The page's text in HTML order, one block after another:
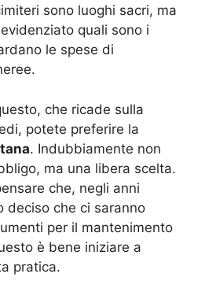
sono luoghi sacri, ma
quali sono i
le spese di
che ricade sulla
potete preferire la
. Indubbiamente non
ma una libera scelta.
che, negli anni
deciso che ci saranno
per il mantenimento
è bene iniziare a
pratica.